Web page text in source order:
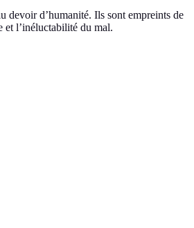
devoir d’humanité. Ils sont empreints de
et l’inéluctabilité du mal.